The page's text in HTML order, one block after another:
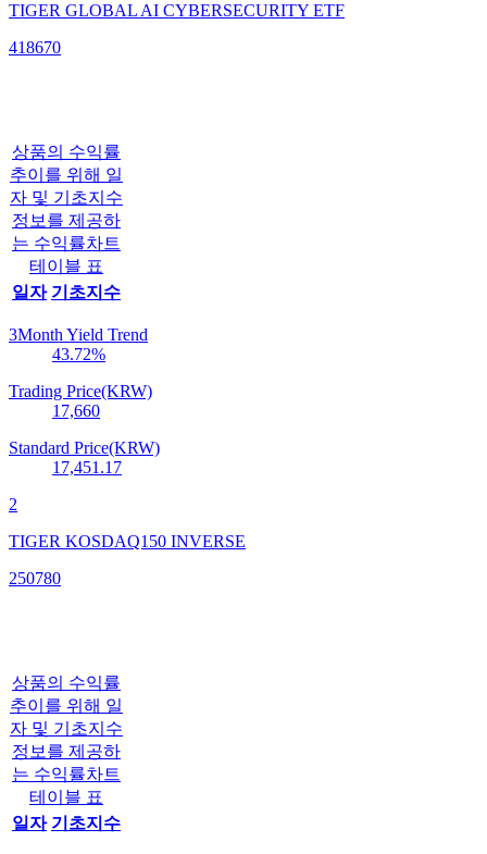
TIGER GLOBAL AI CYBERSECURITY ETF
418670
상품의 수익률
추이를 위해 일
자 및 기초지수
정보를 제공하
는 수익률차트
테이블 표
일자 기초지수
3Month Yield Trend
43.72%
Trading Price(KRW)
17,660
Standard Price(KRW)
17,451.17
2
TIGER KOSDAQ150 INVERSE
250780
상품의 수익률
추이를 위해 일
자 및 기초지수
정보를 제공하
는 수익률차트
테이블 표
일자 기초지수